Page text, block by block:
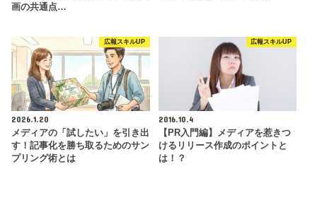
画の共通点…
広報スキルUP
2026.1.20
メディアの「試したい」を引き出
す！記事化を勝ち取るためのサン
プリング術とは
広報スキルUP
2016.10.4
【PR入門編】メディアを惹きつ
けるリリース作成のポイントと
は！？